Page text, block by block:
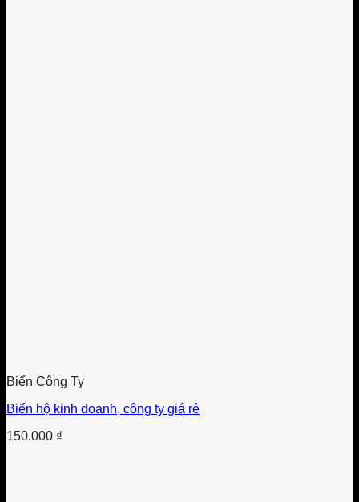
Biển Công Ty
Biển hộ kinh doanh, công ty giá rẻ
150.000 ₫